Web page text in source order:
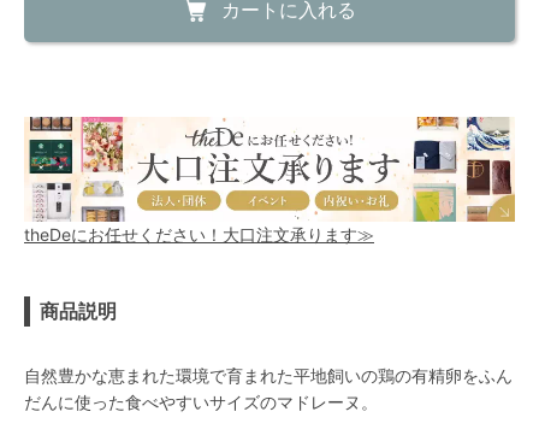
カートに入れる
theDeにお任せください！大口注文承ります≫
商品説明
自然豊かな恵まれた環境で育まれた平地飼いの鶏の有精卵をふん
だんに使った食べやすいサイズのマドレーヌ。